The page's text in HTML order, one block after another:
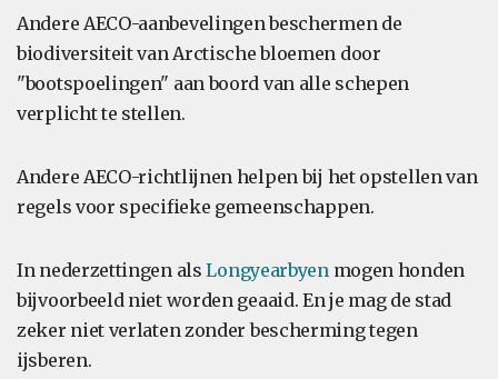
Andere AECO-aanbevelingen beschermen de
biodiversiteit van Arctische bloemen door
"bootspoelingen" aan boord van alle schepen
verplicht te stellen.
Andere AECO-richtlijnen helpen bij het opstellen van
regels voor specifieke gemeenschappen.
In nederzettingen alsLongyearbyenmogen honden
bijvoorbeeld niet worden geaaid. En je mag de stad
zeker niet verlaten zonder bescherming tegen
ijsberen.